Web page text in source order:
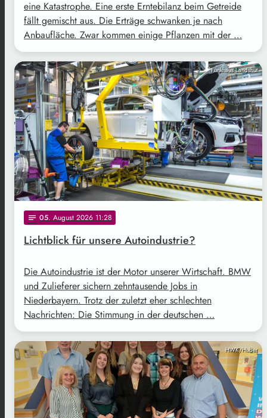
eine Katastrophe. Eine erste Erntebilanz beim Getreide
fällt gemischt aus. Die Erträge schwanken je nach
Anbaufläche. Zwar kommen einige Pflanzen mit der …
Funkhaus Landshut
notes 05. August 2026 11:28
Lichtblick für unsere Autoindustrie?
Die Autoindustrie ist der Motor unserer Wirtschaft. BMW
und Zulieferer sichern zehntausende Jobs in
Niederbayern. Trotz der zuletzt eher schlechten
Nachrichten: Die Stimmung in der deutschen …
HWK/Huber